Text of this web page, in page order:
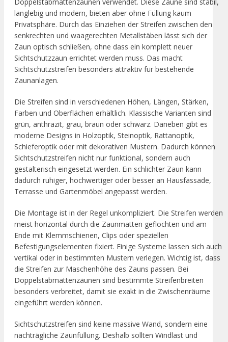
langlebig und modern, bieten aber ohne Füllung kaum
Privatsphäre. Durch das Einziehen der Streifen zwischen den
senkrechten und waagerechten Metallstäben lässt sich der
Zaun optisch schließen, ohne dass ein komplett neuer
Sichtschutzzaun errichtet werden muss. Das macht
Sichtschutzstreifen besonders attraktiv für bestehende
Zaunanlagen.
Die Streifen sind in verschiedenen Höhen, Längen, Stärken,
Farben und Oberflächen erhältlich. Klassische Varianten sind
grün, anthrazit, grau, braun oder schwarz. Daneben gibt es
moderne Designs in Holzoptik, Steinoptik, Rattanoptik,
Schieferoptik oder mit dekorativen Mustern. Dadurch können
Sichtschutzstreifen nicht nur funktional, sondern auch
gestalterisch eingesetzt werden. Ein schlichter Zaun kann
dadurch ruhiger, hochwertiger oder besser an Hausfassade,
Terrasse und Gartenmöbel angepasst werden.
Die Montage ist in der Regel unkompliziert. Die Streifen werden
meist horizontal durch die Zaunmatten geflochten und am
Ende mit Klemmschienen, Clips oder speziellen
Befestigungselementen fixiert. Einige Systeme lassen sich auch
vertikal oder in bestimmten Mustern verlegen. Wichtig ist, dass
die Streifen zur Maschenhöhe des Zauns passen. Bei
Doppelstabmattenzäunen sind bestimmte Streifenbreiten
besonders verbreitet, damit sie exakt in die Zwischenräume
eingeführt werden können.
Sichtschutzstreifen sind keine massive Wand, sondern eine
nachträgliche Zaunfüllung. Deshalb sollten Windlast und